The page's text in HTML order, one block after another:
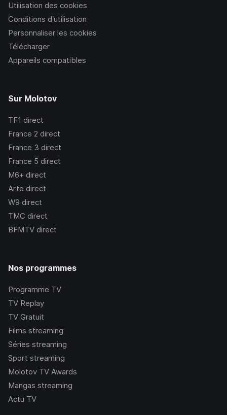
Utilisation des cookies
Conditions d’utilisation
Personnaliser les cookies
Télécharger
Appareils compatibles
Sur Molotov
TF1 direct
France 2 direct
France 3 direct
France 5 direct
M6+ direct
Arte direct
W9 direct
TMC direct
BFMTV direct
Nos programmes
Programme TV
TV Replay
TV Gratuit
Films streaming
Séries streaming
Sport streaming
Molotov TV Awards
Mangas streaming
Actu TV